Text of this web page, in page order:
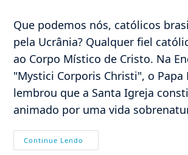
Que podemos nós, católicos
pela Ucrânia? Qualquer fiel
ao Corpo Místico de Cristo. Na
"Mystici Corporis Christi", o Papa
lembrou que a Santa Igreja
animado por uma vida
Continue Lendo
De